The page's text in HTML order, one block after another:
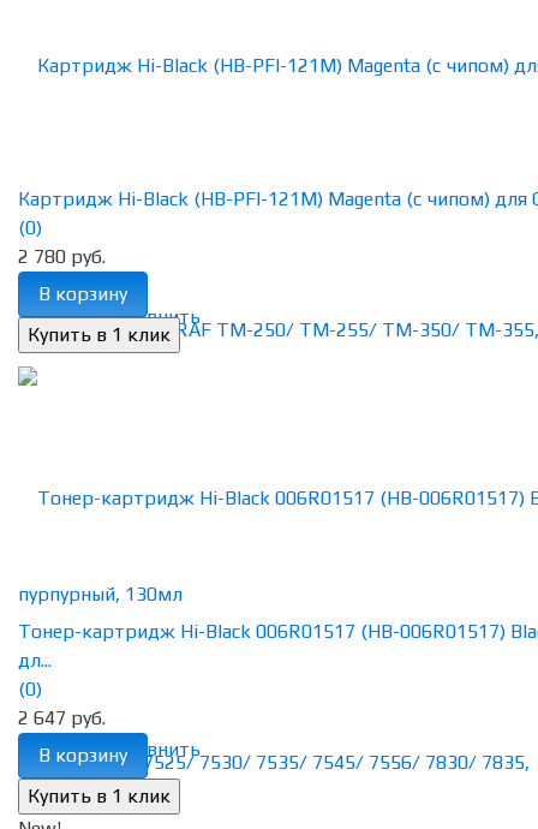
избранное сравнить
Картридж Hi-Black (HB-PFI-121M) Magenta (с чипом) для
(0)
2 780 руб.
В корзину
избранное сравнить
Тонер-картридж Hi-Black 006R01517 (HB-006R01517)
дл...
(0)
2 647 руб.
В корзину